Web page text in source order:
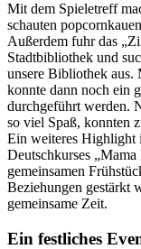
Mit dem Spieletreff
schauten
Außerdem fuhr das
Stadtbibliothek und
unsere Bibliothek
konnte dann noch ein
durchgeführt werden.
so viel Spaß, konnten
Ein weiteres Highlight
Deutschkurses
gemeinsamen
Beziehungen gestärkt
gemeinsame Zeit.
Ein festliches